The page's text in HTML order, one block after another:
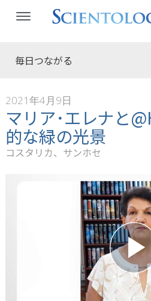
毎日つながる
2021年4月9日
マリア･エレナと
的な緑の光景
コスタリカ、サンホセ